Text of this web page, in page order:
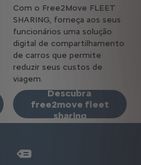
Com o Free2Move FLEET
SHARING, forneça aos seus
funcionários uma solução
digital de compartilhamento
de carros que permite
reduzir seus custos de
viagem.
Descubra
free2move fleet
sharing